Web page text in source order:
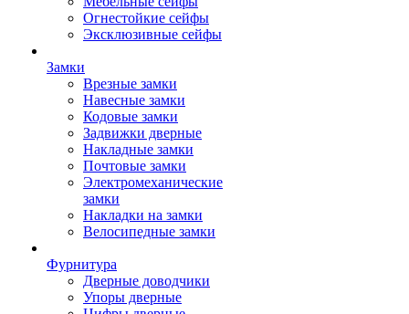
Огнестойкие сейфы
Эксклюзивные сейфы
Замки
Врезные замки
Навесные замки
Кодовые замки
Задвижки дверные
Накладные замки
Почтовые замки
Электромеханические
замки
Накладки на замки
Велосипедные замки
Фурнитура
Дверные доводчики
Упоры дверные